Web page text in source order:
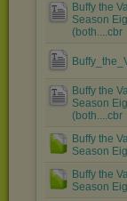
Buffy the
Season
(both....cbr
Buffy the
Season
(both....cbr
Buffy the
Season
Buffy the
Season